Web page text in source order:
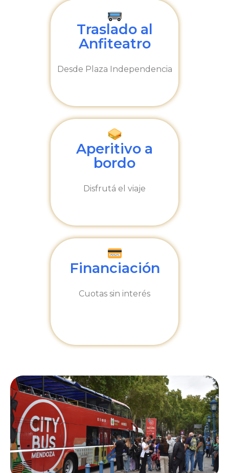
Traslado al
Anfiteatro
Desde Plaza Independencia
Aperitivo a
bordo
Disfrutá el viaje
Financiación
Cuotas sin interés